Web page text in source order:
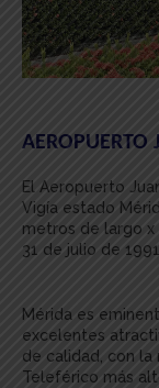
AEROPUERTO
El Aeropuerto
Vigía estado
metros de largo
31 de julio de 1991.
Mérida es
excelentes
de calidad, con la
Teleférico más